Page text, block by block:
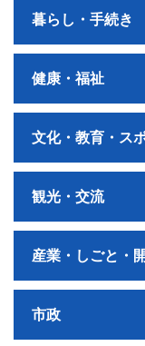
暮らし・手続き
健康・福祉
文化・教育・ス
観光・交流
産業・しごと・
市政